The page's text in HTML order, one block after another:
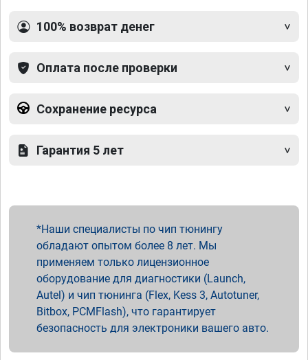
100% возврат денег
Оплата после проверки
Сохранение ресурса
Гарантия 5 лет
Наши специалисты по чип тюнингу
обладают опытом более 8 лет. Мы
применяем только лицензионное
оборудование для диагностики (Launch,
Autel) и чип тюнинга (Flex, Kess 3, Autotuner,
Bitbox, PCMFlash), что гарантирует
безопасность для электроники вашего авто.